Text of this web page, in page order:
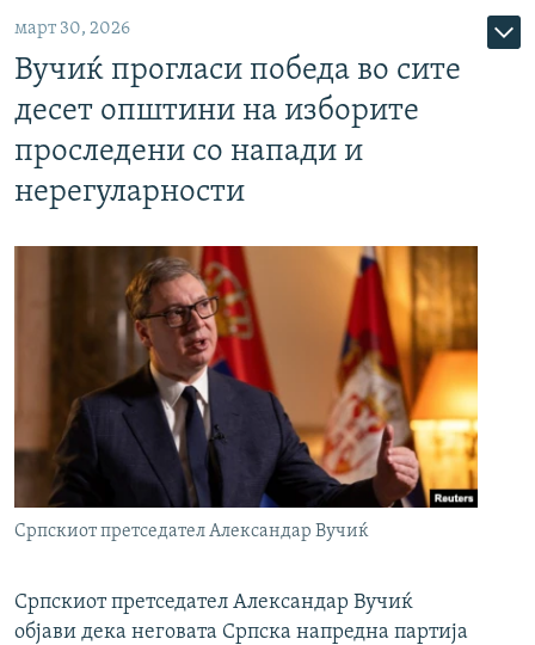
март 30, 2026
Вучиќ прогласи победа во сите
десет општини на изборите
проследени со напади и
нерегуларности
Српскиот претседател Александар Вучиќ
Српскиот претседател Александар Вучиќ
објави дека неговата Српска напредна партија